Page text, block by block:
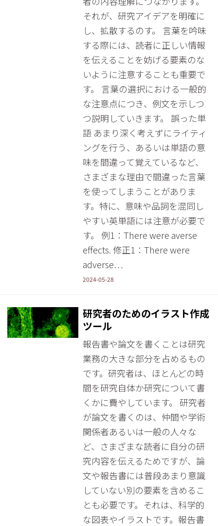
それが、研究アイデアを明確に
し、拡散するのす。 言葉を吟味
する際には、読者に正しい情報
を伝えることを妨げる要素のな
いように注意することも重要で
す。 言葉の選択における一般的
な注意点につき、例文を示しつ
つ説明していきます。 誤った単
語 あまり深く考えずにライティ
ングを行う、あるいは単語の意
味を間違って覚えているなど、
さまざまな理由で間違った言葉
を使ってしまうことがありま
す。特に、意味や品詞を混同し
やすい英単語には注意が必要で
す。 例1：There were averse
effects. 修正1：There were
adverse…
2024-05-28
研究者のためのイラスト作成
ツール
報告書や論文を書くことは研究
業務の大きな部分を占めるもの
です。研究者は、ほとんどの時
間を研究自体か研究について書
くかに費やしています。 研究者
が論文を書くのは、仲間や学術
関係者あるいは一般の人々な
ど、さまざまな読者に自分の研
究内容を伝えるためですが、論
文や報告書には普段あまり意識
していない別の要素を含めるこ
とも必要です。それは、科学的
な図表やイラストです。報告書